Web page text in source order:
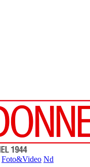
Foto&Video Nd